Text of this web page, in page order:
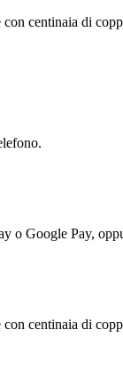
centinaia di
o Google Pay,
centinaia di